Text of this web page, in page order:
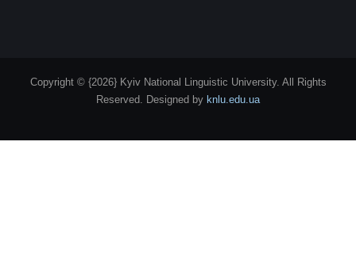
Copyright © {2026} Kyiv National Linguistic University. All Rights
Reserved. Designed by knlu.edu.ua